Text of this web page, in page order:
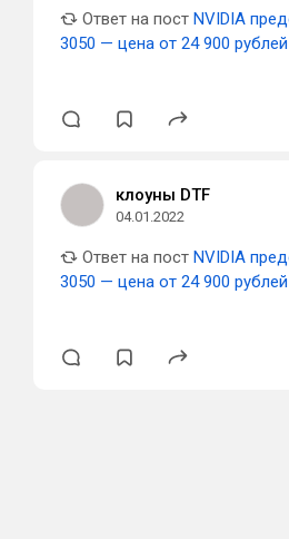
Ответ на пост NVIDIA
3050 — цена от 24 900 рублей
клоуны DTF
04.01.2022
Ответ на пост NVIDIA
3050 — цена от 24 900 рублей